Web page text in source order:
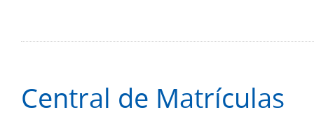
Central de Matrículas